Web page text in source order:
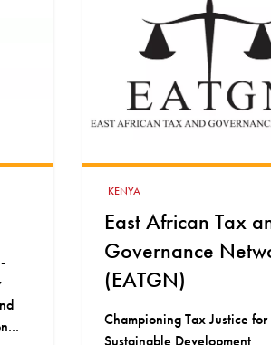
TUNISIA
Tunisian
of Economy
The Tunisian Observatory of
Economy (TOE) is the result
2012 initiative undertaken